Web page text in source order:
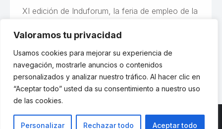
Valoramos tu privacidad
Usamos cookies para mejorar su experiencia de
navegación, mostrarle anuncios o contenidos
personalizados y analizar nuestro tráfico. Al hacer clic en
“Aceptar todo” usted da su consentimiento a nuestro uso
de las cookies.
Personalizar Rechazar todo Aceptar todo
XI edición de Induforum, la feria de empleo de la
Industriales organizada por 50 alumnos del